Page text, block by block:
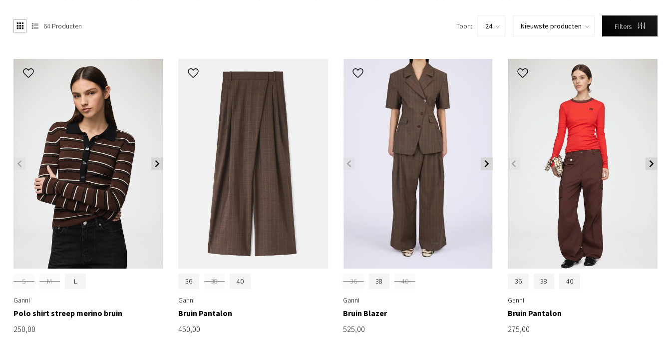
64 Producten Toon: Filters
S M L
Ganni
Polo shirt streep merino bruin
250,00
36 38 40
Ganni
Bruin Pantalon
450,00
36 38 40
Ganni
Bruin Blazer
525,00
36 38 40
Ganni
Bruin Pantalon
275,00